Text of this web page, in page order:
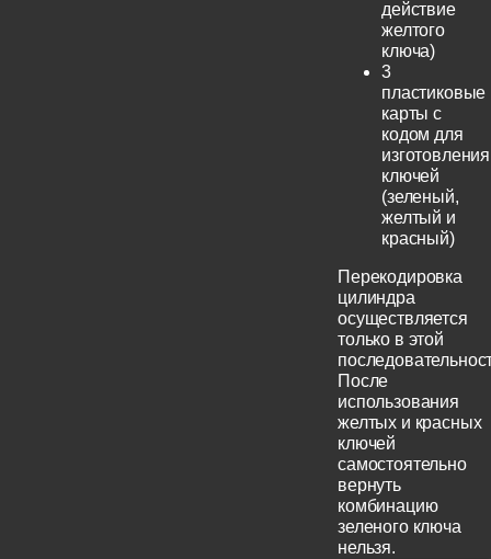
действие
желтого
ключа)
3
пластиковые
карты с
кодом для
изготовления
ключей
(зеленый,
желтый и
красный)
Перекодировка
цилиндра
осуществляется
только в этой
После
использования
желтых и красных
ключей
самостоятельно
вернуть
комбинацию
зеленого ключа
нельзя.